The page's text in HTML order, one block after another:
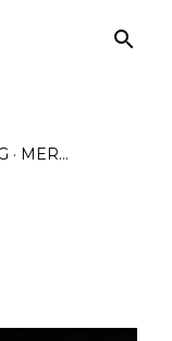
MER…